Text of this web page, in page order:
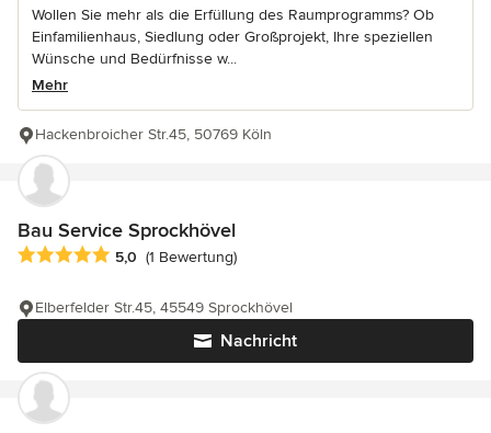
Wollen Sie mehr als die Erfüllung des Raumprogramms? Ob
Einfamilienhaus, Siedlung oder Großprojekt, Ihre speziellen
Wünsche und Bedürfnisse w...
Mehr
Hackenbroicher Str.45, 50769 Köln
Bau Service Sprockhövel
Durchschnittliche Bewertung: 5 von 5 Sternen
5,0 (1 Bewertung)
Nachricht
Elberfelder Str.45, 45549 Sprockhövel